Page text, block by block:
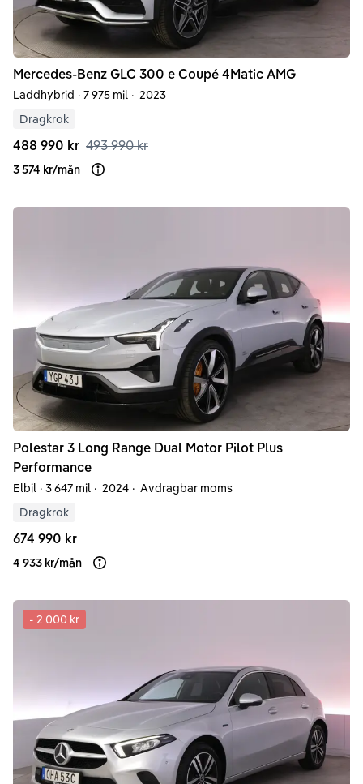
Mercedes-Benz GLC 300 e Coupé 4Matic AMG
Laddhybrid · 7 975 mil · 2023
Dragkrok
488 990 kr 493 990 kr
3 574 kr/mån Läs mer om finansiering
Polestar 3 Long Range Dual Motor Pilot Plus
Performance
Elbil · 3 647 mil · 2024 · Avdragbar moms
Dragkrok
674 990 kr
4 933 kr/mån Läs mer om finansiering
- 2 000 kr